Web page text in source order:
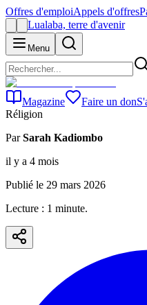
Offres d'emploiAppels d'offres
Lualaba, terre d'avenir
Menu
Magazine Faire un don
Réligion
Par Sarah Kadiombo
il y a 4 mois
Publié le 29 mars 2026
Lecture : 1 minute.